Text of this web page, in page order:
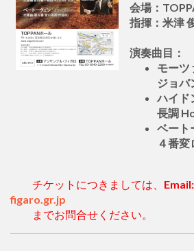
会場：
指揮：米津
演奏曲目：
モーツ
ジョバ
ハイド
長調
ベート
４番変
チケットにつきましては、 Email:
figaro.gr.jp
までお問合せください。